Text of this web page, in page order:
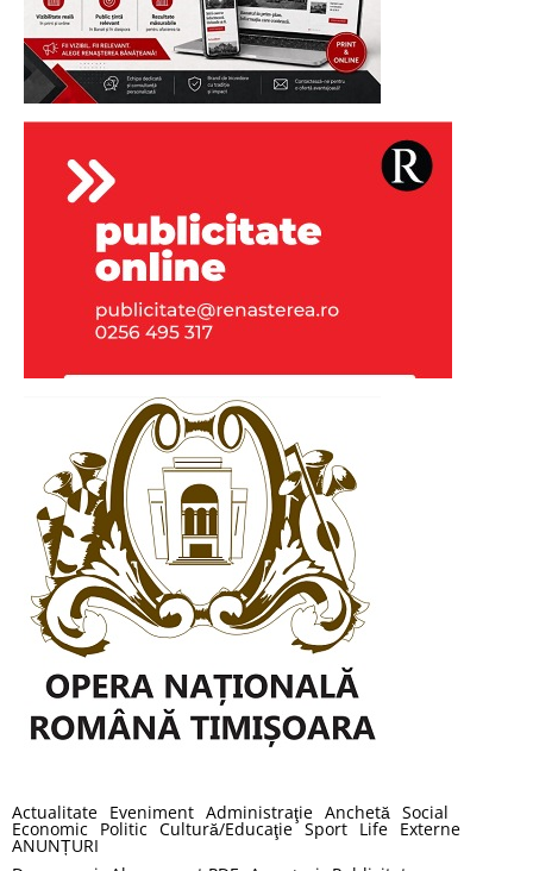
Actualitate Eveniment Administraţie Anchetă Social
Economic Politic Cultură/Educaţie Sport Life Externe
ANUNȚURI